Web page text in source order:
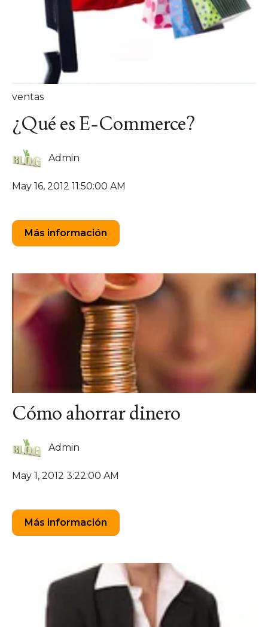
ventas
¿Qué es E-Commerce?
Admin
May 16, 2012 11:50:00 AM
Más información
Cómo ahorrar dinero
Admin
May 1, 2012 3:22:00 AM
Más información